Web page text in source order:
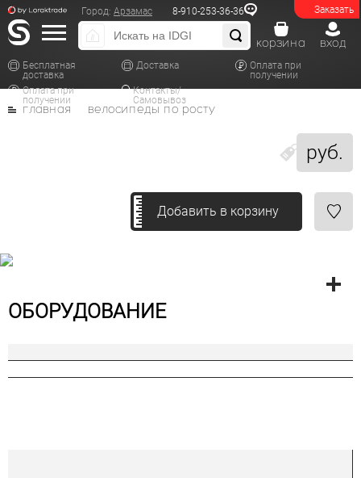
Заказать
Город: Арзамас 8-910-253-36-36
Бесплатная
доставка
Доставка
Оплата при
получении
Оплата при
получении
Контакты/
Самовывоз
вход
корзина
руб.
главная велосипеды по росту
Добавить в корзину
ОБОРУДОВАНИЕ